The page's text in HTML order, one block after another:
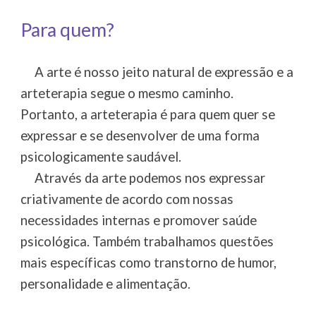
Para quem?
A arte é nosso jeito natural de expressão e a
arteterapia segue o mesmo caminho.
Portanto, a arteterapia é para quem quer se
expressar e se desenvolver de uma forma
psicologicamente saudável.
Através da arte podemos nos expressar
criativamente de acordo com nossas
necessidades internas e promover saúde
psicológica. Também trabalhamos questões
mais específicas como transtorno de humor,
personalidade e alimentação.